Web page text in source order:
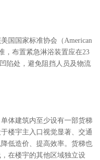
国国家标准协会（American
，布置紧急淋浴装置应在23
陷处，避免阻挡人员及物流
体建筑内至少设有一部货梯
楼宇主入口视觉显著、交通
低造价、提高效率。货梯也
在楼宇的其他区域独立设